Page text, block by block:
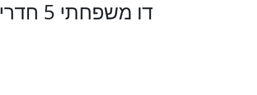
דו משפחתי 5 חדרים באלונים, שוהם